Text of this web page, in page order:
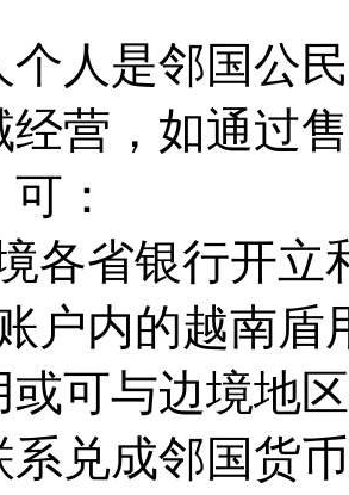
个人是邻国公
经营，如通过
：
各省银行开立
户内的越南
或可与边境地
系兑成邻国货